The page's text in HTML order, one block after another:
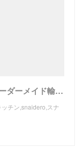
カタログ請求・お問い合わせ｜オーダーメイド輸入キッチンの設置・施工、トータルコーディネイトのイデアルリビング
チン,snaidero,スナ